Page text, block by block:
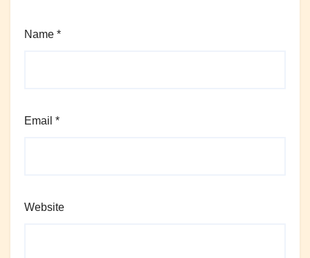
Name *
Email *
Website